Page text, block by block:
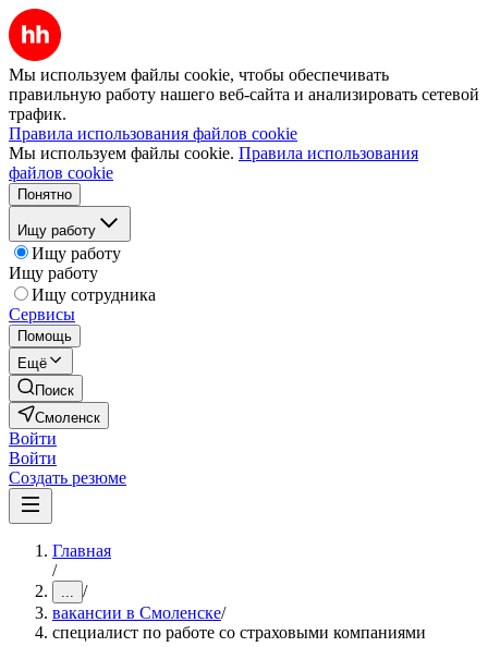
Мы используем файлы cookie, чтобы обеспечивать
правильную работу нашего веб-сайта и анализировать сетевой
трафик.
Правила использования файлов cookie
Мы используем файлы cookie. Правила использования
файлов cookie
Понятно
Ищу работу
Ищу работу
Ищу работу
Ищу сотрудника
Сервисы
Помощь
Ещё
Поиск
Смоленск
Войти
Войти
Создать резюме
Главная
/
... /
вакансии в Смоленске/
специалист по работе со страховыми компаниями